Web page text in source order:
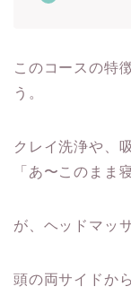
このコースの特
う。
クレイ洗浄や、
「あ〜このまま
が、ヘッドマッ
頭の両サイドか